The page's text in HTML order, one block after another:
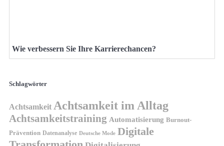
Wie verbessern Sie Ihre Karrierechancen?
Schlagwörter
Achtsamkeit Achtsamkeit im Alltag
Achtsamkeitstraining Automatisierung Burnout-
Prävention Datenanalyse Deutsche Mode Digitale